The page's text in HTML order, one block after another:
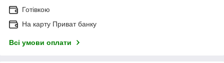
Готівкою
На карту Приват банку
Всі умови оплати